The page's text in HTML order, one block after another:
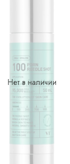
Нет в наличии